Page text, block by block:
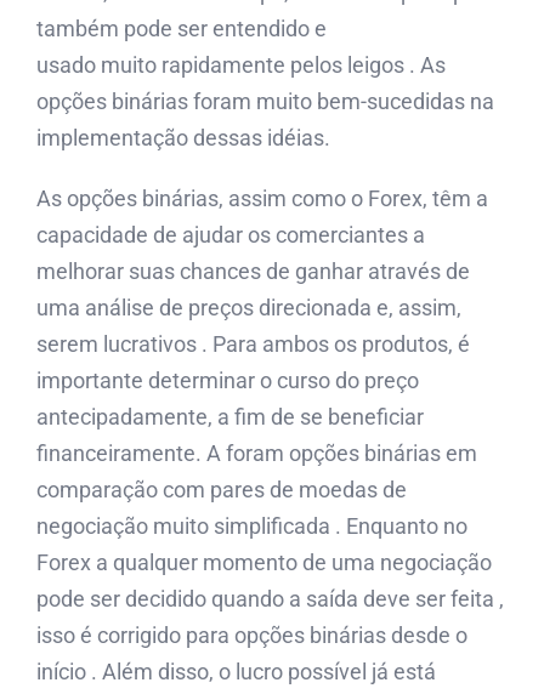
também pode ser entendido e
usado muito rapidamente pelos leigos . As
opções binárias foram muito bem-sucedidas na
implementação dessas idéias.
As opções binárias, assim como o Forex, têm a
capacidade de ajudar os comerciantes a
melhorar suas chances de ganhar através de
uma análise de preços direcionada e, assim,
serem lucrativos . Para ambos os produtos, é
importante determinar o curso do preço
antecipadamente, a fim de se beneficiar
financeiramente. A foram opções binárias em
comparação com pares de moedas de
negociação muito simplificada . Enquanto no
Forex a qualquer momento de uma negociação
pode ser decidido quando a saída deve ser feita ,
isso é corrigido para opções binárias desde o
início . Além disso, o lucro possível já está